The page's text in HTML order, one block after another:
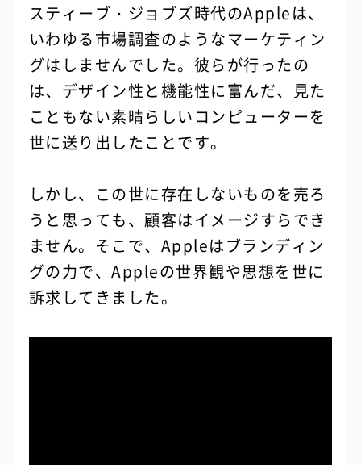
スティーブ・ジョブズ時代のAppleは、
いわゆる市場調査のようなマーケティン
グはしませんでした。彼らが行ったの
は、デザイン性と機能性に富んだ、見た
こともない素晴らしいコンピューターを
世に送り出したことです。
しかし、この世に存在しないものを売ろ
うと思っても、顧客はイメージすらでき
ません。そこで、Appleはブランディン
グの力で、Appleの世界観や思想を世に
訴求してきました。